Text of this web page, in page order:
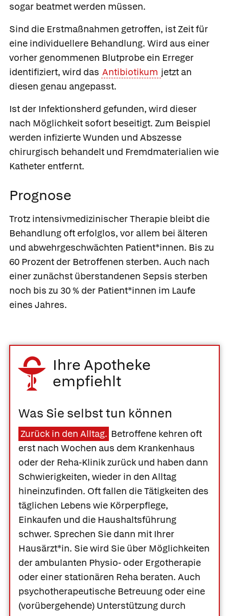
sogar beatmet werden müssen.
Sind die Erstmaßnahmen getroffen, ist Zeit für
eine individuellere Behandlung. Wird aus einer
vorher genommenen Blutprobe ein Erreger
identifiziert, wird das Antibiotikum jetzt an
diesen genau angepasst.
Ist der Infektionsherd gefunden, wird dieser
nach Möglichkeit sofort beseitigt. Zum Beispiel
werden infizierte Wunden und Abszesse
chirurgisch behandelt und Fremdmaterialien wie
Katheter entfernt.
Prognose
Trotz intensivmedizinischer Therapie bleibt die
Behandlung oft erfolglos, vor allem bei älteren
und abwehrgeschwächten Patient*innen. Bis zu
60 Prozent der Betroffenen sterben. Auch nach
einer zunächst überstandenen Sepsis sterben
noch bis zu 30 % der Patient*innen im Laufe
eines Jahres.
Ihre Apotheke
empfiehlt
Was Sie selbst tun können
Zurück in den Alltag. Betroffene kehren oft
erst nach Wochen aus dem Krankenhaus
oder der Reha-Klinik zurück und haben dann
Schwierigkeiten, wieder in den Alltag
hineinzufinden. Oft fallen die Tätigkeiten des
täglichen Lebens wie Körperpflege,
Einkaufen und die Haushaltsführung
schwer. Sprechen Sie dann mit Ihrer
Hausärzt*in. Sie wird Sie über Möglichkeiten
der ambulanten Physio- oder Ergotherapie
oder einer stationären Reha beraten. Auch
psychotherapeutische Betreuung oder eine
(vorübergehende) Unterstützung durch